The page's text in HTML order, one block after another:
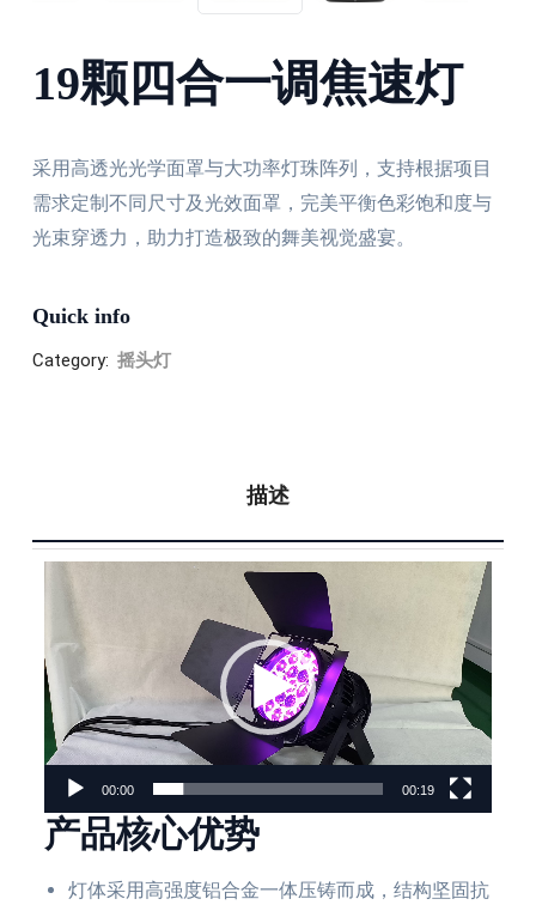
19颗四合一调焦速灯
采用高透光光学面罩与大功率灯珠阵列，支持根据项目
需求定制不同尺寸及光效面罩，完美平衡色彩饱和度与
光束穿透力，助力打造极致的舞美视觉盛宴。
Quick info
Category: 摇头灯
描述
播
放
器
00:00 00:19
产品核心优势
灯体采用高强度铝合金一体压铸而成，结构坚固抗